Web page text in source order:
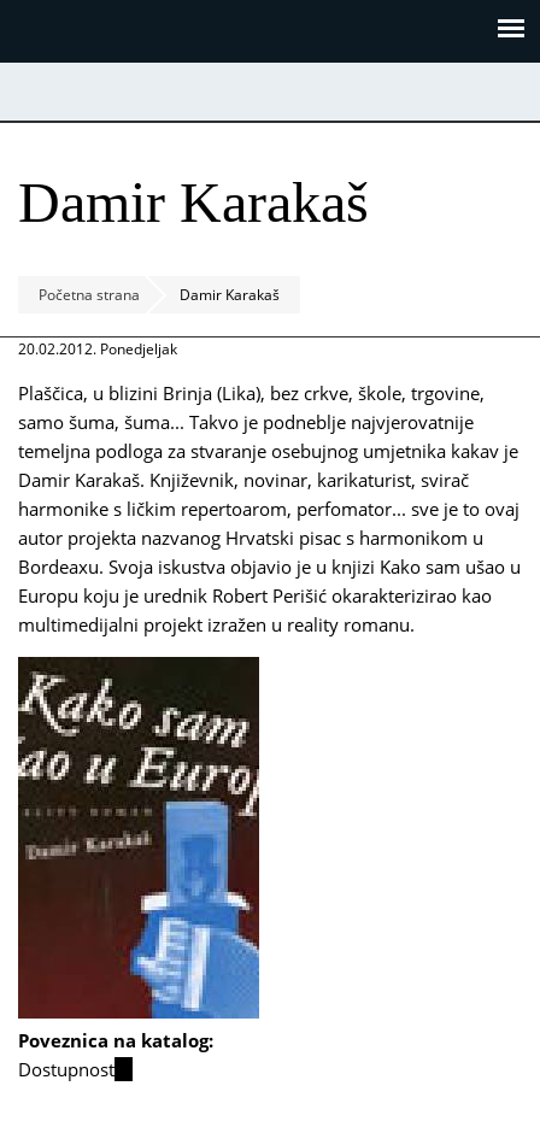
Damir Karakaš
Početna strana Damir Karakaš
20.02.2012. Ponedjeljak
Plaščica, u blizini Brinja (Lika), bez crkve, škole, trgovine,
samo šuma, šuma... Takvo je podneblje najvjerovatnije
temeljna podloga za stvaranje osebujnog umjetnika kakav je
Damir Karakaš. Književnik, novinar, karikaturist, svirač
harmonike s ličkim repertoarom, perfomator... sve je to ovaj
autor projekta nazvanog Hrvatski pisac s harmonikom u
Bordeaxu. Svoja iskustva objavio je u knjizi Kako sam ušao u
Europu koju je urednik Robert Perišić okarakterizirao kao
multimedijalni projekt izražen u reality romanu.
Poveznica na katalog:
Dostupnost